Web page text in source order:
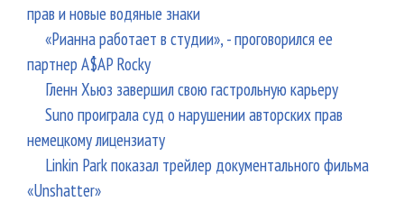
прав и новые водяные знаки
«Рианна работает в студии», - проговорился ее
партнер A$AP Rocky
Гленн Хьюз завершил свою гастрольную карьеру
Suno проиграла суд о нарушении авторских прав
немецкому лицензиату
Linkin Park показал трейлер документального фильма
«Unshatter»